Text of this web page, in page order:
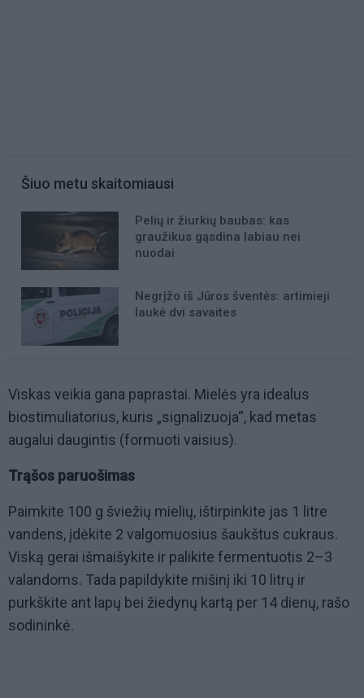
Šiuo metu skaitomiausi
Pelių ir žiurkių baubas: kas
graužikus gąsdina labiau nei
nuodai
Negrįžo iš Jūros šventės: artimieji
laukė dvi savaites
Viskas veikia gana paprastai. Mielės yra idealus
biostimuliatorius, kuris „signalizuoja“, kad metas
augalui daugintis (formuoti vaisius).
Trąšos paruošimas
Paimkite 100 g šviežių mielių, ištirpinkite jas 1 litre
vandens, įdėkite 2 valgomuosius šaukštus cukraus.
Viską gerai išmaišykite ir palikite fermentuotis 2–3
valandoms. Tada papildykite mišinį iki 10 litrų ir
purkškite ant lapų bei žiedynų kartą per 14 dienų, rašo
sodininkė.